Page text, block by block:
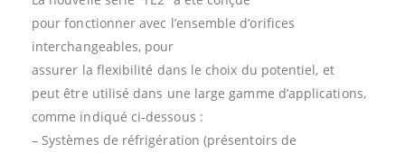
pour fonctionner avec l’ensemble d’orifices
interchangeables, pour
assurer la flexibilité dans le choix du potentiel, et
peut être utilisé dans une large gamme d’applications,
comme indiqué ci-dessous :
– Systèmes de réfrigération (présentoirs de